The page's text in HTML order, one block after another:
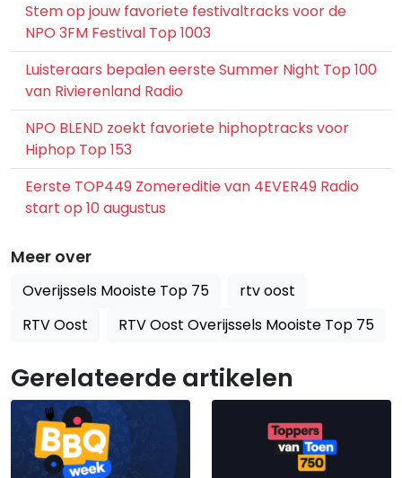
Stem op jouw favoriete festivaltracks voor de
NPO 3FM Festival Top 1003
Luisteraars bepalen eerste Summer Night Top 100
van Rivierenland Radio
NPO BLEND zoekt favoriete hiphoptracks voor
Hiphop Top 153
Eerste TOP449 Zomereditie van 4EVER49 Radio
start op 10 augustus
Meer over
Overijssels Mooiste Top 75
rtv oost
RTV Oost
RTV Oost Overijssels Mooiste Top 75
Gerelateerde artikelen